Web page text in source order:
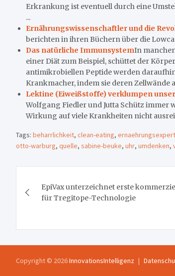
Erkrankung ist eventuell durch eine
...
Ernährungswissenschaftler und die
berichten in ihren Büchern über die
Das natürliche ImmunsystemIn
einer Diät zum Beispiel, schüttet der
antimikrobiellen Peptide werden
Krankmacher, indem sie deren Zellwände
Lektine (Eiweißstoffe) verklumpen
Wolfgang Fiedler und Jutta Schütz immer
Wirkung auf viele Krankheiten nicht
Tags: beharrlichkeit, clean-eating,
otto-warburg, quelle, sabine-beuke, uhr, umdenken,
EpiVax unterzeichnet erste
für Tregitope-Technologie
Copyright © 2026InnovationsIntelligenz